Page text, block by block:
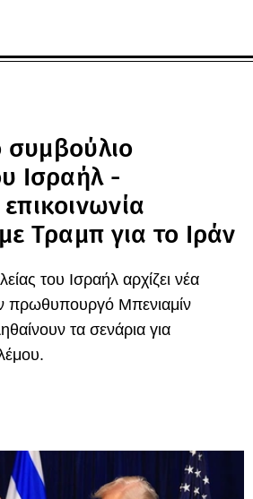
συμβούλιο
Ισραήλ -
Τραμπ για το Ιράν
του Ισραήλ αρχίζει νέα
πρωθυπουργό Μπενιαμίν
τα σενάρια για